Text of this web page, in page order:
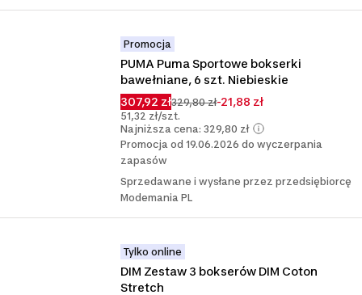
Promocja
PUMA Puma Sportowe bokserki
bawełniane, 6 szt. Niebieskie
307,92 zł329,80 zł-21,88 zł
51,32 zł/szt.
Najniższa cena: 329,80 zł
Promocja od 19.06.2026 do wyczerpania
zapasów
Sprzedawane i wysłane przez przedsiębiorcę
Modemania PL
Tylko online
DIM Zestaw 3 bokserów DIM Coton
Stretch